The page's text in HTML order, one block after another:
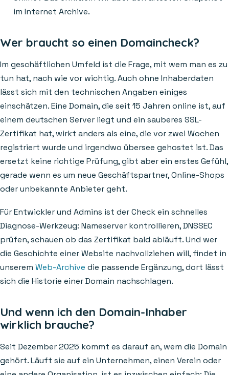
im Internet Archive.
Wer braucht so einen Domaincheck?
Im geschäftlichen Umfeld ist die Frage, mit wem man es zu
tun hat, nach wie vor wichtig. Auch ohne Inhaberdaten
lässt sich mit den technischen Angaben einiges
einschätzen. Eine Domain, die seit 15 Jahren online ist, auf
einem deutschen Server liegt und ein sauberes SSL-
Zertifikat hat, wirkt anders als eine, die vor zwei Wochen
registriert wurde und irgendwo übersee gehostet ist. Das
ersetzt keine richtige Prüfung, gibt aber ein erstes Gefühl,
gerade wenn es um neue Geschäftspartner, Online-Shops
oder unbekannte Anbieter geht.
Für Entwickler und Admins ist der Check ein schnelles
Diagnose-Werkzeug: Nameserver kontrollieren, DNSSEC
prüfen, schauen ob das Zertifikat bald abläuft. Und wer
die Geschichte einer Website nachvollziehen will, findet in
unserem Web-Archive die passende Ergänzung, dort lässt
sich die Historie einer Domain nachschlagen.
Und wenn ich den Domain-Inhaber
wirklich brauche?
Seit Dezember 2025 kommt es darauf an, wem die Domain
gehört. Läuft sie auf ein Unternehmen, einen Verein oder